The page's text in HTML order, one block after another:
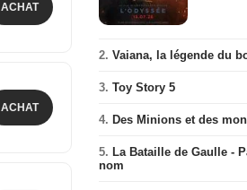
ACHAT
ACHAT
2. Vaiana, la légende du
3. Toy Story 5
4. Des Minions et des
5. La Bataille de Gaulle -
nom